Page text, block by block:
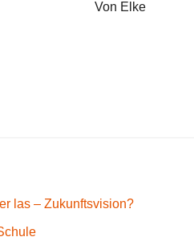
Von Elke
las – Zukunftsvision?